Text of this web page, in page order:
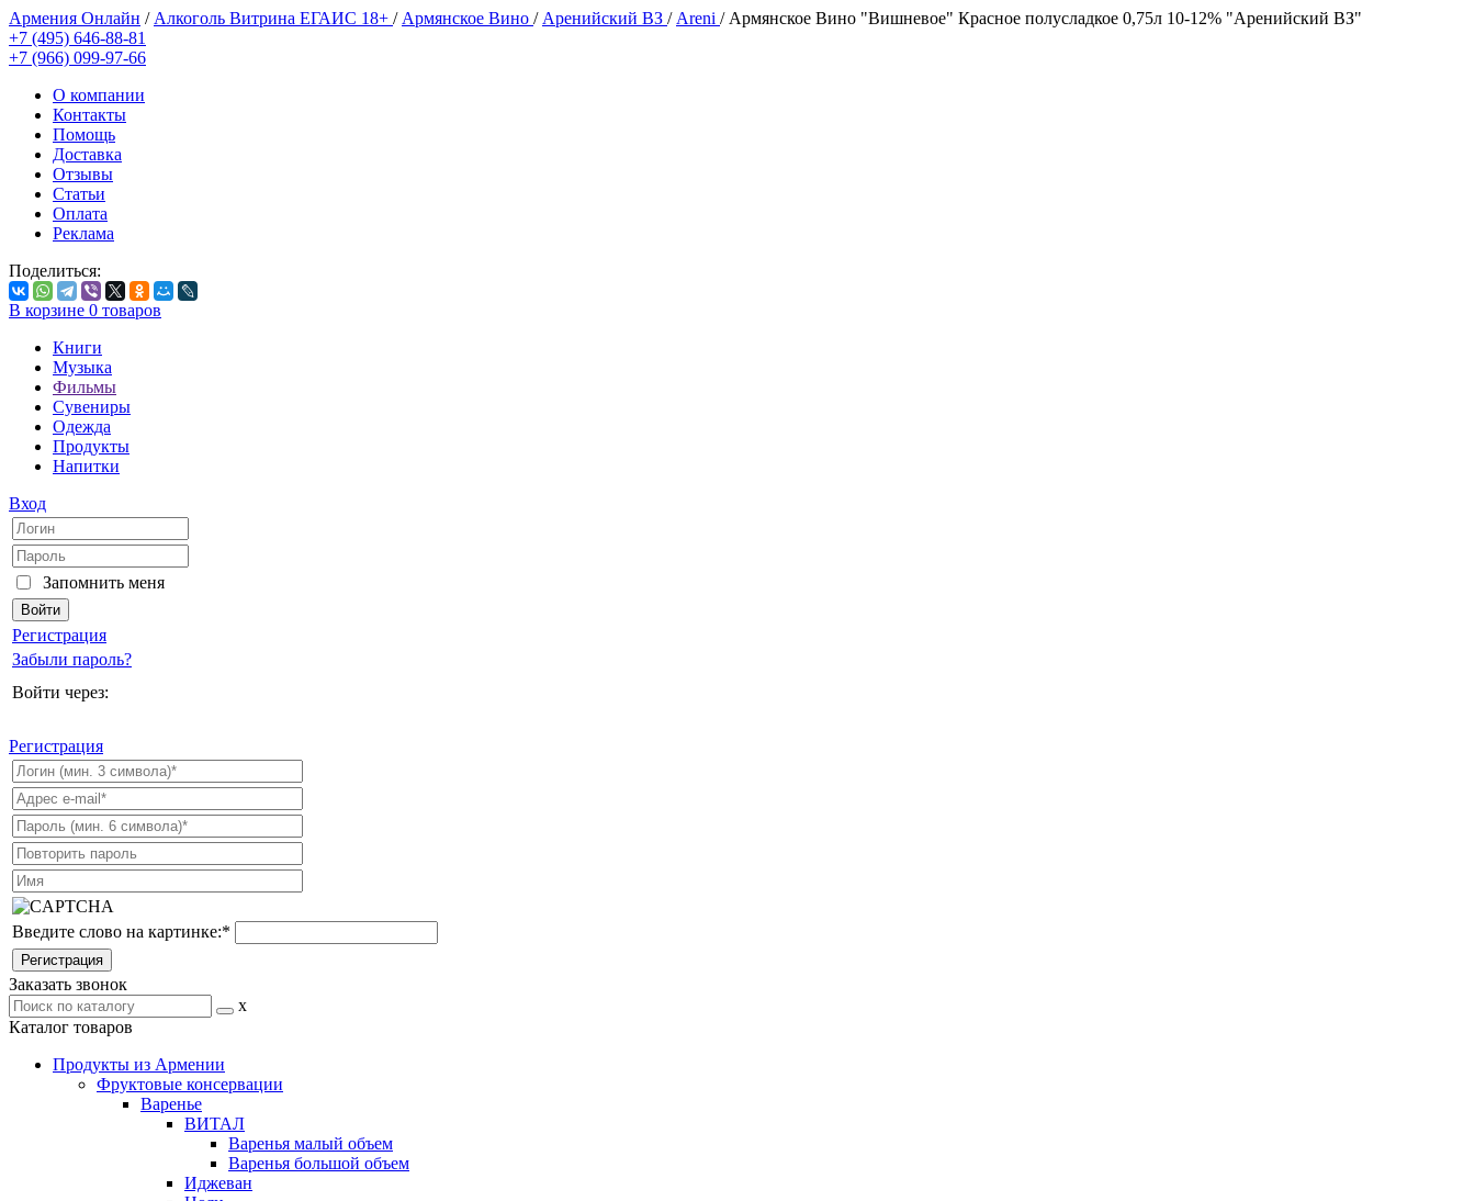
Армения Онлайн / Алкоголь Витрина ЕГАИС 18+ / Армянское Вино / Аренийский ВЗ / Areni / Армянское Вино "Вишневое" Красное полусладкое 0,75л 10-12% "Аренийский ВЗ"
+7 (495) 646-88-81
+7 (966) 099-97-66
О компании
Контакты
Помощь
Доставка
Отзывы
Статьи
Оплата
Реклама
Поделиться:
В корзине 0 товаров
Книги
Музыка
Фильмы
Сувениры
Одежда
Продукты
Напитки
Вход
Запомнить меня
Регистрация
Забыли пароль?
Войти через:
Регистрация
Введите слово на картинке:*
Заказать звонок
x
Каталог товаров
Продукты из Армении
Фруктовые консервации
Варенье
ВИТАЛ
Варенья малый объем
Варенья большой объем
Иджеван